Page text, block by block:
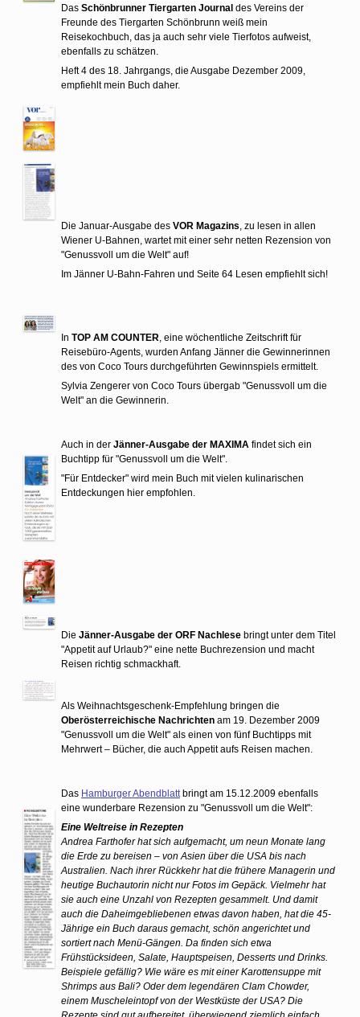
Das Schönbrunner Tiergarten Journal des Vereins der
Freunde des Tiergarten Schönbrunn weiß mein
Reisekochbuch, das ja auch sehr viele Tierfotos aufweist,
ebenfalls zu schätzen.
Heft 4 des 18. Jahrgangs, die Ausgabe Dezember 2009,
empfiehlt mein Buch daher.
Die Januar-Ausgabe des VOR Magazins, zu lesen in allen
Wiener U-Bahnen, wartet mit einer sehr netten Rezension von
"Genussvoll um die Welt" auf!
Im Jänner U-Bahn-Fahren und Seite 64 Lesen empfiehlt sich!
In TOP AM COUNTER, eine wöchentliche Zeitschrift für
Reisebüro-Agents, wurden Anfang Jänner die Gewinnerinnen
des von Coco Tours durchgeführten Gewinnspiels ermittelt.
Sylvia Zengerer von Coco Tours übergab "Genussvoll um die
Welt" an die Gewinnerin.
Auch in der Jänner-Ausgabe der MAXIMA findet sich ein
Buchtipp für "Genussvoll um die Welt".
"Für Entdecker" wird mein Buch mit vielen kulinarischen
Entdeckungen hier empfohlen.
Die Jänner-Ausgabe der ORF Nachlese bringt unter dem Titel
"Appetit auf Urlaub?" eine nette Buchrezension und macht
Reisen richtig schmackhaft.
Als Weihnachtsgeschenk-Empfehlung bringen die
Oberösterreichische Nachrichten am 19. Dezember 2009
"Genussvoll um die Welt" als einen von fünf Buchtipps mit
Mehrwert – Bücher, die auch Appetit aufs Reisen machen.
Das Hamburger Abendblattbringt am 15.12.2009 ebenfalls
eine wunderbare Rezension zu "Genussvoll um die Welt":
Eine Weltreise in Rezepten
Andrea Farthofer hat sich aufgemacht, um neun Monate lang
die Erde zu bereisen – von Asien über die USA bis nach
Australien. Nach ihrer Rückkehr hat die frühere Managerin und
heutige Buchautorin nicht nur Fotos im Gepäck. Vielmehr hat
sie auch eine Unzahl von Rezepten gesammelt. Und damit
auch die Daheimgebliebenen etwas davon haben, hat die 45-
Jährige ein Buch daraus gemacht, schön angerichtet und
sortiert nach Menü-Gängen. Da finden sich etwa
Frühstücksideen, Salate, Hauptspeisen, Desserts und Drinks.
Beispiele gefällig? Wie wäre es mit einer Karottensuppe mit
Shrimps aus Bali? Oder dem legendären Clam Chowder,
einem Muscheleintopf von der Westküste der USA? Die